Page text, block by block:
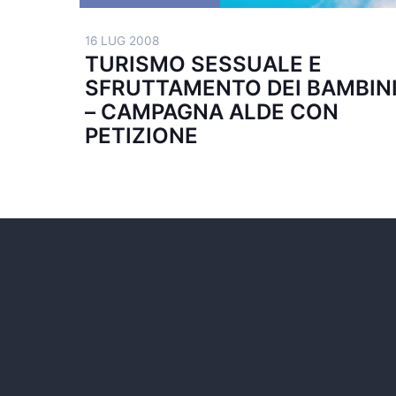
16 LUG 2008
TURISMO SESSUALE E
SFRUTTAMENTO DEI
– CAMPAGNA ALDE CON
PETIZIONE